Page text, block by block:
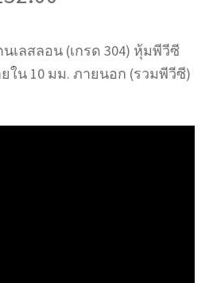
เลสลอน (เกรด 304) หุ้มพีวีซี
ใน 10 มม. ภายนอก (รวมพีวีซี)